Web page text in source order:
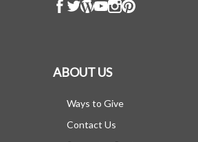
ABOUT US
Ways to Give
Contact Us